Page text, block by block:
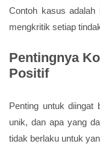
Contoh kasus adalah
mengkritik setiap
Pentingnya
Positif
Penting untuk diingat
unik, dan apa yang
tidak berlaku untuk